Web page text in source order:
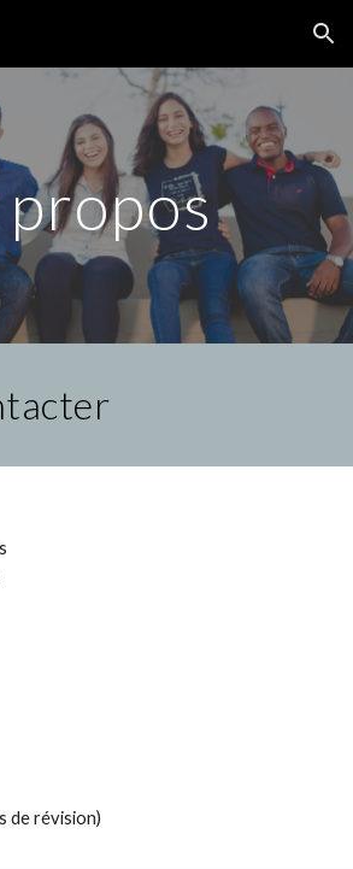
Skip to navigation
de révision)